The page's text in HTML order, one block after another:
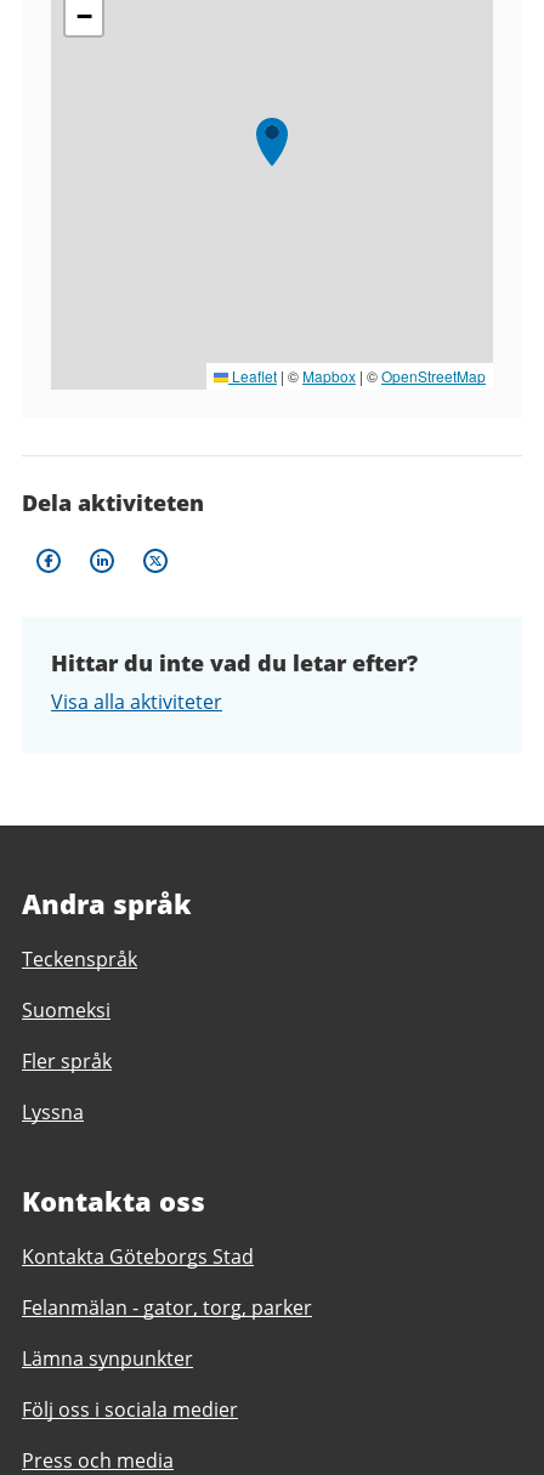
−
Leaflet | ©Mapbox | ©OpenStreetMap
Dela aktiviteten
Hittar du inte vad du letar efter?
Visa alla aktiviteter
Andra språk
Teckenspråk
Suomeksi
Fler språk
Lyssna
Kontakta oss
Kontakta Göteborgs Stad
Felanmälan - gator, torg, parker
Lämna synpunkter
Följ oss i sociala medier
Press och media